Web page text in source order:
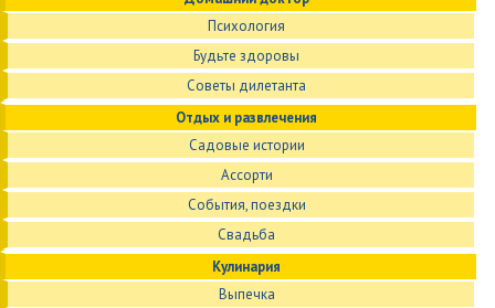
Психология
Будьте здоровы
Советы дилетанта
Отдых и развлечения
Садовые истории
Ассорти
События, поездки
Свадьба
Кулинария
Выпечка